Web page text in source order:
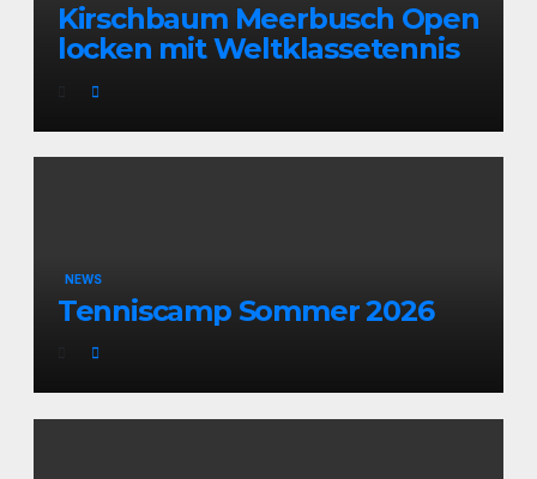
Kirschbaum Meerbusch Open
locken mit Weltklassetennis
NEWS
Tenniscamp Sommer 2026